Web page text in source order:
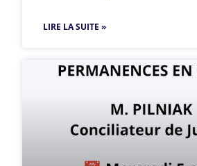
LIRE LA SUITE »